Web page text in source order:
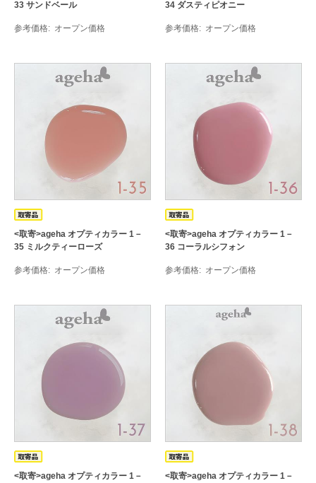
33 サンドベール
参考価格 オープン価格
34 ダスティピオニー
参考価格 オープン価格
<取寄>ageha オプティカラー 1－
35 ミルクティーローズ
参考価格 オープン価格
<取寄>ageha オプティカラー 1－
36 コーラルシフォン
参考価格 オープン価格
<取寄>ageha オプティカラー 1－
<取寄>ageha オプティカラー 1－